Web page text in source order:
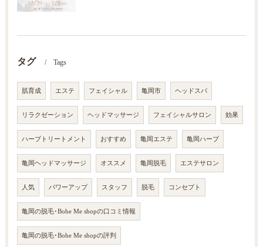
タグ Tags
肌育成 エステ フェイシャル 亀岡市 ヘッドスパ
リラクゼーション ヘッドマッサージ フェイシャルサロン 効果
ハーブトリートメント おすすめ 亀岡エステ 亀岡ハーブ
亀岡ヘッドマッサージ オススメ 亀岡脱毛 エステサロン
人気 パワーアップ スタッフ 脱毛 コンセプト
亀岡の脱毛･Bohe Me shopの口コミ情報
亀岡の脱毛･Bohe Me shopの評判